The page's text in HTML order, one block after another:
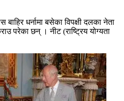
बाहिर धर्नामा बसेका विपक्षी दलका नेता
परेका छन् । नीट (राष्ट्रिय योग्यता